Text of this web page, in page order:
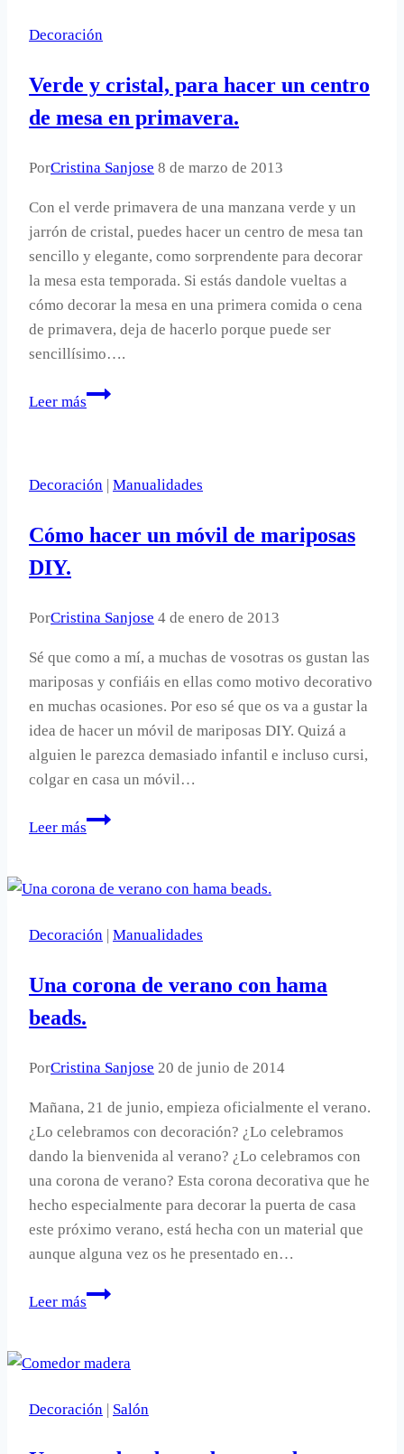
Decoración
Verde y cristal, para hacer un centro
de mesa en primavera.
PorCristina Sanjose 8 de marzo de 2013
Con el verde primavera de una manzana verde y un
jarrón de cristal, puedes hacer un centro de mesa tan
sencillo y elegante, como sorprendente para decorar
la mesa esta temporada. Si estás dandole vueltas a
cómo decorar la mesa en una primera comida o cena
de primavera, deja de hacerlo porque puede ser
sencillísimo….
Leer más
Verde
hacer
centro
en
Decoración | Manualidades
Cómo hacer un móvil de mariposas
DIY.
PorCristina Sanjose 4 de enero de 2013
Sé que como a mí, a muchas de vosotras os gustan las
mariposas y confiáis en ellas como motivo decorativo
en muchas ocasiones. Por eso sé que os va a gustar la
idea de hacer un móvil de mariposas DIY. Quizá a
alguien le parezca demasiado infantil e incluso cursi,
colgar en casa un móvil…
Leer más
Cómo
móvil
mariposas
Decoración | Manualidades
Una corona de verano con hama
beads.
PorCristina Sanjose 20 de junio de 2014
Mañana, 21 de junio, empieza oficialmente el verano.
¿Lo celebramos con decoración? ¿Lo celebramos
dando la bienvenida al verano? ¿Lo celebramos con
una corona de verano? Esta corona decorativa que he
hecho especialmente para decorar la puerta de casa
este próximo verano, está hecha con un material que
aunque alguna vez os he presentado en…
Leer más
Una
verano
hama
Decoración | Salón